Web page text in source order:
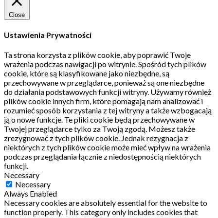
Close
Ustawienia Prywatności
Ta strona korzysta z plików cookie, aby poprawić Twoje
wrażenia podczas nawigacji po witrynie. Spośród tych plików
cookie, które są klasyfikowane jako niezbędne, są
przechowywane w przeglądarce, ponieważ są one niezbędne
do działania podstawowych funkcji witryny. Używamy również
plików cookie innych firm, które pomagają nam analizować i
rozumieć sposób korzystania z tej witryny a także wzbogacają
ją o nowe funkcje. Te pliki cookie będą przechowywane w
Twojej przeglądarce tylko za Twoją zgodą. Możesz także
zrezygnować z tych plików cookie. Jednak rezygnacja z
niektórych z tych plików cookie może mieć wpływ na wrażenia
podczas przeglądania łącznie z niedostępnością niektórych
funkcji.
Necessary
Necessary
Always Enabled
Necessary cookies are absolutely essential for the website to
function properly. This category only includes cookies that